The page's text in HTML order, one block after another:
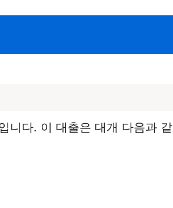
니다. 이 대출은 대개 다음과 같